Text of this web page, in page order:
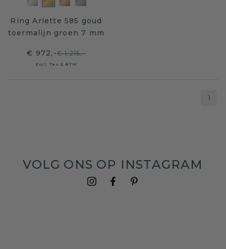
Ring Arlette 585 goud
toermalijn groen 7 mm
€ 972,-€ 1.215,-
Excl. Tax & BTW
1
VOLG ONS OP INSTAGRAM